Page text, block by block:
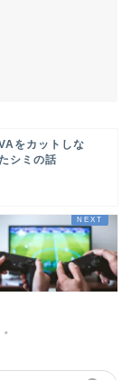
をカットしな
シミの話